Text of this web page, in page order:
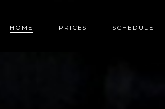
HOME PRICES SCHEDULE